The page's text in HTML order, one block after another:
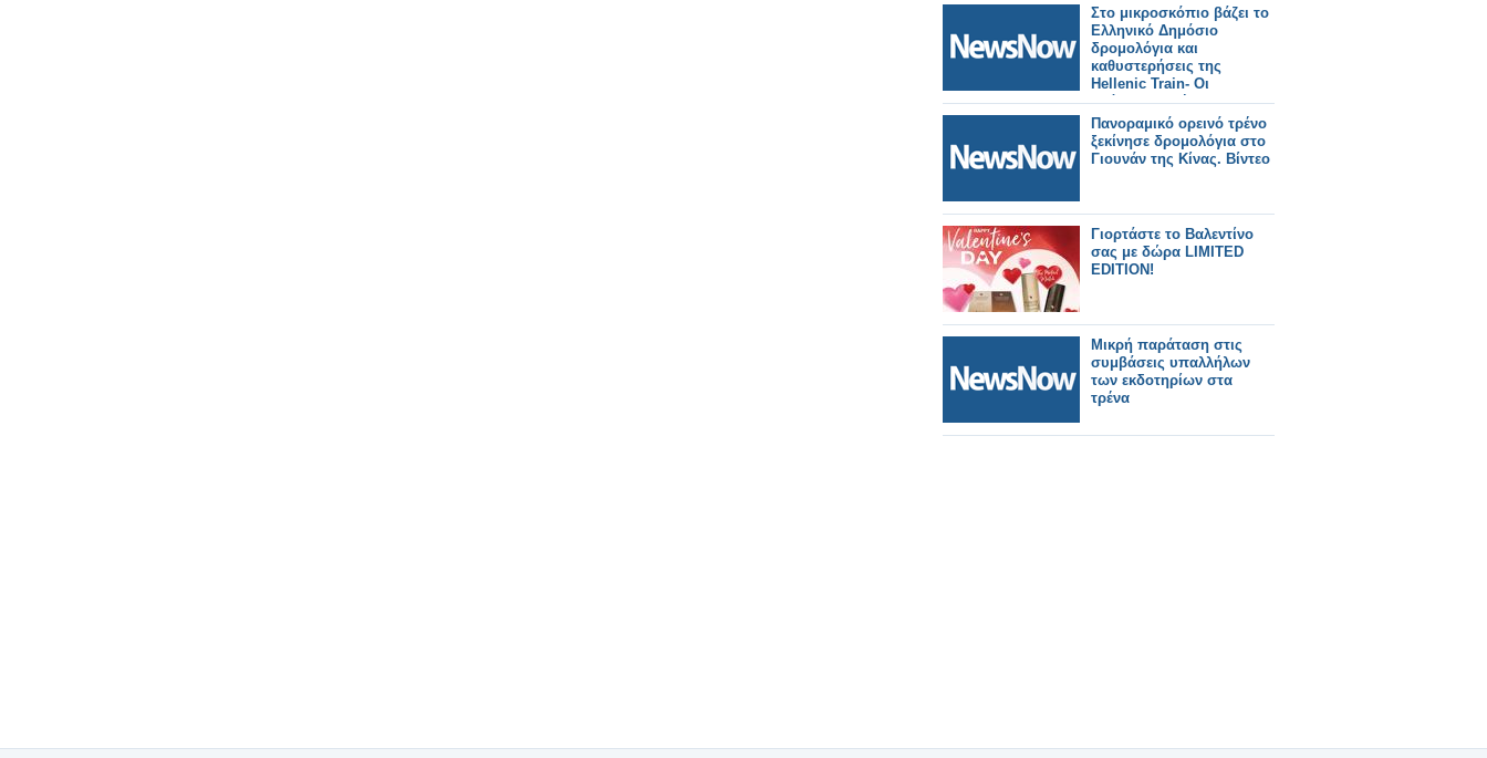
Στο μικροσκόπιο βάζει το
Ελληνικό Δημόσιο
δρομολόγια και
καθυστερήσεις της
Hellenic Train- Οι
επόμενες κινήσεις του
ΟΣΕ
Πανοραμικό ορεινό τρένο
ξεκίνησε δρομολόγια στο
Γιουνάν της Κίνας. Βίντεο
Γιορτάστε το Βαλεντίνο
σας με δώρα LIMITED
EDITION!
Μικρή παράταση στις
συμβάσεις υπαλλήλων
των εκδοτηρίων στα
τρένα